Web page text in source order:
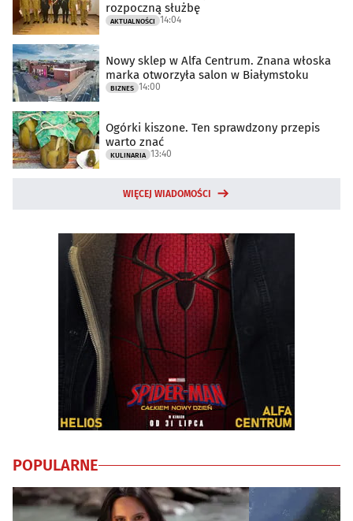
rozpoczną służbę
AKTUALNOŚCI 14:04
Nowy sklep w Alfa Centrum. Znana włoska
marka otworzyła salon w Białymstoku
BIZNES 14:00
Ogórki kiszone. Ten sprawdzony przepis
warto znać
KULINARIA 13:40
WIĘCEJ WIADOMOŚCI
POPULARNE